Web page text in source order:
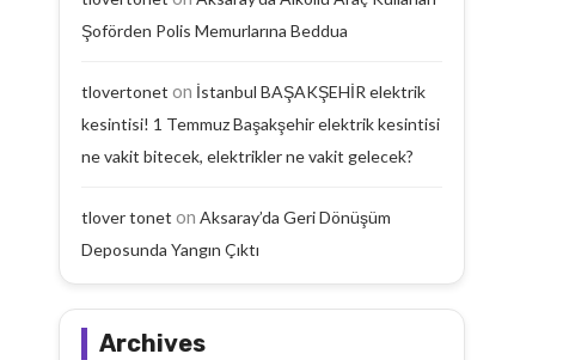
Aksaray’da Geri Dönüşüm
Deposunda Yangın Çıktı
Yaşlı Adam Arabanın
September 17, 2025
Şoförden Polis Memurlarına Beddua
tlovertonet on İstanbul BAŞAKŞEHİR elektrik
kesintisi! 1 Temmuz Başakşehir elektrik kesintisi
ne vakit bitecek, elektrikler ne vakit gelecek?
tlover tonet on Aksaray’da Geri Dönüşüm
Deposunda Yangın Çıktı
Archives